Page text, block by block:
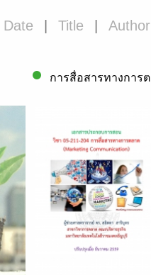
Date Title Author